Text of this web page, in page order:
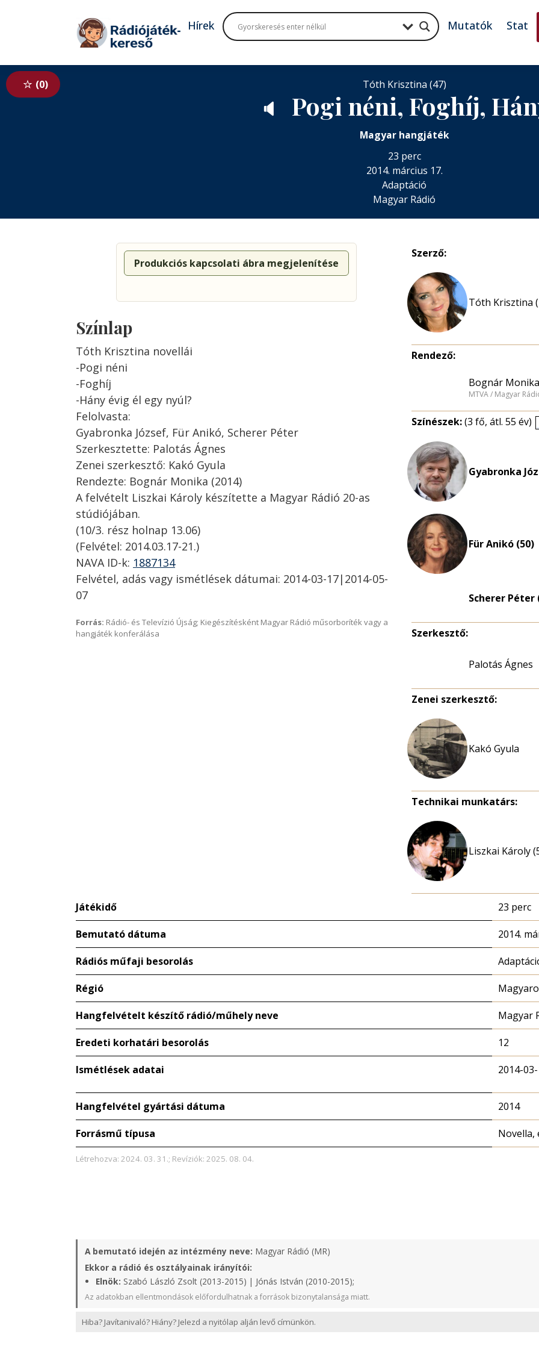
Tovább a tartalomhoz
Hírek Mutatók Stat
0 Tóth Krisztina (47)
🔈 Pogi néni, Foghíj,
Magyar hangjáték
23 perc
2014. március 17.
Adaptáció
Magyar Rádió
Produkciós kapcsolati ábra megjelenítése
Színlap
Tóth Krisztina novellái
-Pogi néni
-Foghíj
-Hány évig él egy nyúl?
Felolvasta:
Gyabronka József, Für Anikó, Scherer Péter
Szerkesztette: Palotás Ágnes
Zenei szerkesztő: Kakó Gyula
Rendezte: Bognár Monika (2014)
A felvételt Liszkai Károly készítette a Magyar Rádió 20-as
stúdiójában.
(10/3. rész holnap 13.06)
(Felvétel: 2014.03.17-21.)
NAVA ID-k: 1887134
Felvétel, adás vagy ismétlések dátumai: 2014-03-17|2014-05-
07
Forrás: Rádió- és Televízió Újság; Kiegészítésként Magyar Rádió műsorboríték vagy a
hangjáték konferálása
Szerző:
Tóth Krisztina
Rendező:
Bognár Monika
MTVA / Magyar
Színészek:(3 fő, átl. 55 év)
Gyabronka
Für Anikó (50)
Scherer Péter
Szerkesztő:
Palotás Ágnes
Zenei szerkesztő:
Kakó Gyula
Technikai munkatárs:
Liszkai Károly
Játékidő 23 perc
Bemutató dátuma 2014.
Rádiós műfaji besorolás
Régió
Hangfelvételt készítő rádió/műhely neve Magyar
Eredeti korhatári besorolás 12
Ismétlések adatai 2014-
Hangfelvétel gyártási dátuma 2014
Forrásmű típusa Novella,
Létrehozva: 2024. 03. 31.; Revíziók: 2025. 08. 04.
A bemutató idején az intézmény neve: Magyar Rádió (MR)
Ekkor a rádió és osztályainak irányítói:
Elnök: Szabó László Zsolt (2013-2015) | Jónás István (2010-2015);
Az adatokban ellentmondások előfordulhatnak a források bizonytalansága miatt.
Hiba? Javítanivaló? Hiány? Jelezd a nyitólap alján levő címünkön.